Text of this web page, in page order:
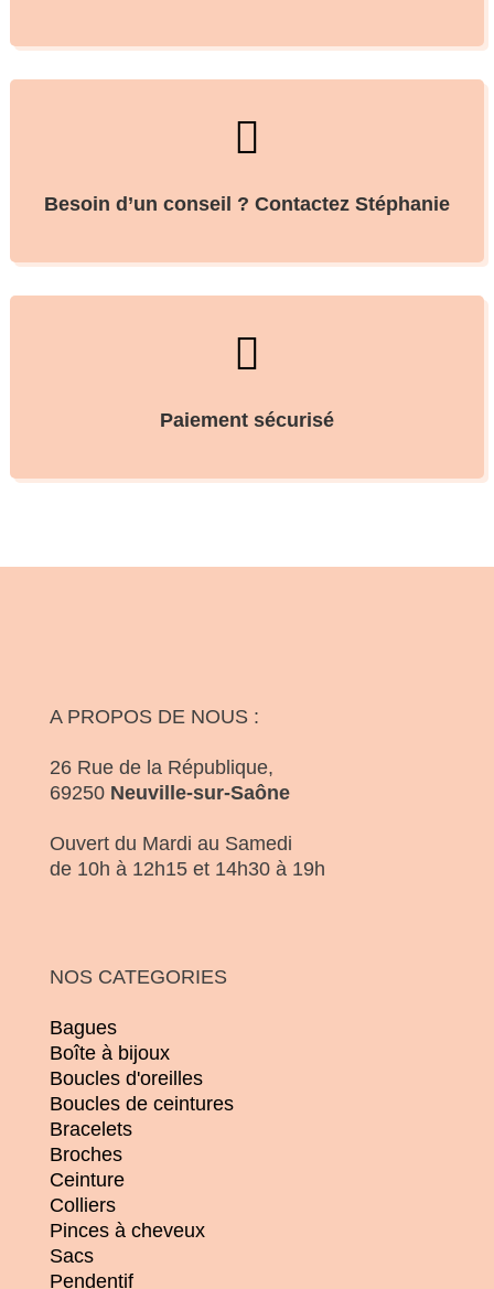

Besoin d’un conseil ? Contactez Stéphanie

Paiement sécurisé
A PROPOS DE NOUS :
26 Rue de la République,
69250 Neuville-sur-Saône
Ouvert du Mardi au Samedi
de 10h à 12h15 et 14h30 à 19h
NOS CATEGORIES
Bagues
Boîte à bijoux
Boucles d'oreilles
Boucles de ceintures
Bracelets
Broches
Ceinture
Colliers
Pinces à cheveux
Sacs
Pendentif